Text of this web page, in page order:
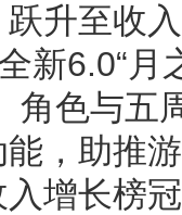
升至收
新6.0“月
角色与五
，助推
增长榜